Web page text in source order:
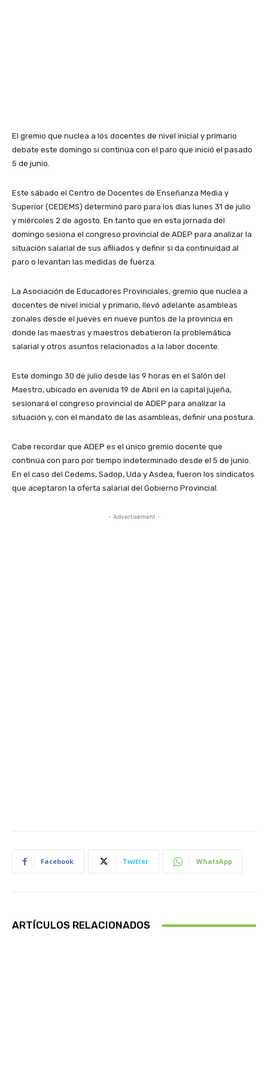
El gremio que nuclea a los docentes de nivel inicial y primario
debate este domingo si continúa con el paro que inició el pasado
5 de junio.
Este sábado el Centro de Docentes de Enseñanza Media y
Superior (CEDEMS) determinó paro para los días lunes 31 de julio
y miércoles 2 de agosto. En tanto que en esta jornada del
domingo sesiona el congreso provincial de ADEP para analizar la
situación salarial de sus afiliados y definir si da continuidad al
paro o levantan las medidas de fuerza.
La Asociación de Educadores Provinciales, gremio que nuclea a
docentes de nivel inicial y primario, llevó adelante asambleas
zonales desde el jueves en nueve puntos de la provincia en
donde las maestras y maestros debatieron la problemática
salarial y otros asuntos relacionados a la labor docente.
Este domingo 30 de julio desde las 9 horas en el Salón del
Maestro, ubicado en avenida 19 de Abril en la capital jujeña,
sesionará el congreso provincial de ADEP para analizar la
situación y, con el mandato de las asambleas, definir una postura.
Cabe recordar que ADEP es el único gremio docente que
continúa con paro por tiempo indeterminado desde el 5 de junio.
En el caso del Cedems, Sadop, Uda y Asdea, fueron los sindicatos
que aceptaron la oferta salarial del Gobierno Provincial.
- Advertisement -
Facebook Twitter WhatsApp
ARTÍCULOS RELACIONADOS